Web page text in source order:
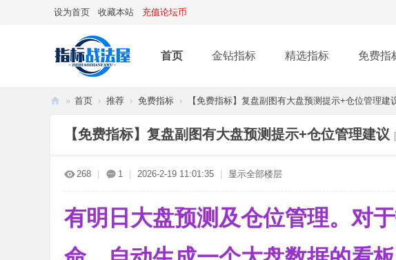
设为首页 收藏本站 充值论坛币
首页 金钻指标 精选指标 免费指
» 首页 › 推荐 › 免费指标 › 【免费指标】复盘副图有大盘预测提示+仓位管理建
【免费指标】复盘副图有大盘预测提示+仓位管理建议
268 1 2026-2-19 11:01:35 显示全部楼层
有明日大盘预测及仓位管理。对